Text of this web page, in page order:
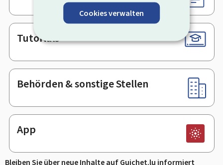
Cookies verwalten
Tutorials
Behörden & sonstige Stellen
App
Bleiben Sie über neue Inhalte auf Guichet.lu informiert